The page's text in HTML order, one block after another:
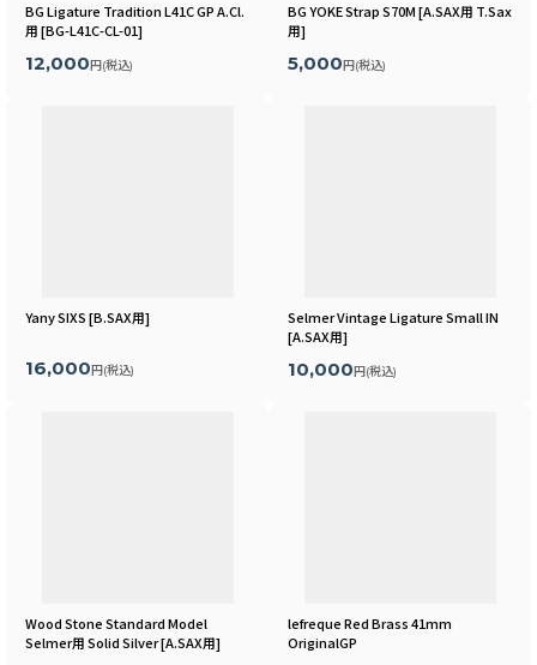
BG Ligature Tradition L41C GP A.Cl.
用[BG-L41C-CL-01]
12,000 円 (税込)
BG YOKE Strap S70M[A.SAX用 T.Sax
用]
5,000 円 (税込)
Yany SIXS[B.SAX用]
16,000 円 (税込)
Selmer Vintage Ligature Small IN
[A.SAX用]
10,000 円 (税込)
Wood Stone Standard Model
Selmer用 Solid Silver[A.SAX用]
lefreque Red Brass 41mm
OriginalGP